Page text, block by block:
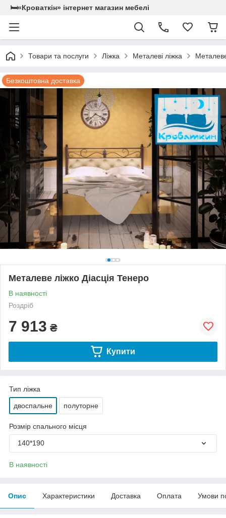
🛏«Кроваткiн» iнтернет магазин мебелi
Товари та послуги Ліжка Металеві ліжка
Безкоштовна доставка
Металеве ліжко Діасція Тенеро
В наявності
Роздріб
7 913 ₴
Купити
Тип ліжка
двоспальне полуторне
Розмір спального місця
140*190
В наявності
Опис Характеристики Доставка Оплата Умови